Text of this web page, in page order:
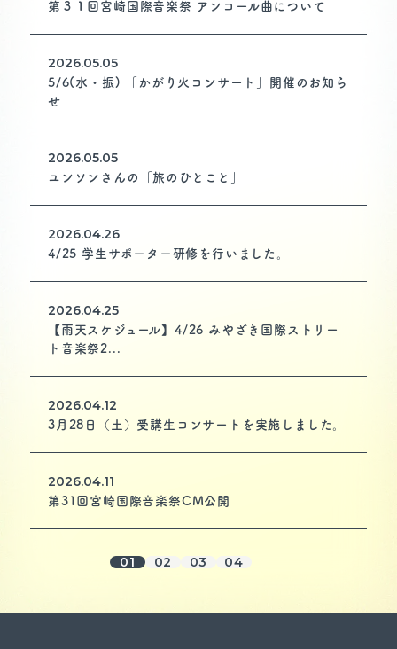
TEL：0985 (28) 3208
第３１回宮崎国際音楽祭 アンコール曲について
2026.05.05
5/6(水・振) 「かがり火コンサート」開催のお知ら
せ
2026.05.05
ユンソンさんの「旅のひとこと」
2026.04.26
4/25 学生サポーター研修を行いました。
2026.04.25
【雨天スケジュール】4/26 みやざき国際ストリー
ト音楽祭2...
2026.04.12
3月28日（土）受講生コンサートを実施しました。
2026.04.11
第31回宮崎国際音楽祭CM公開
01 02 03 04